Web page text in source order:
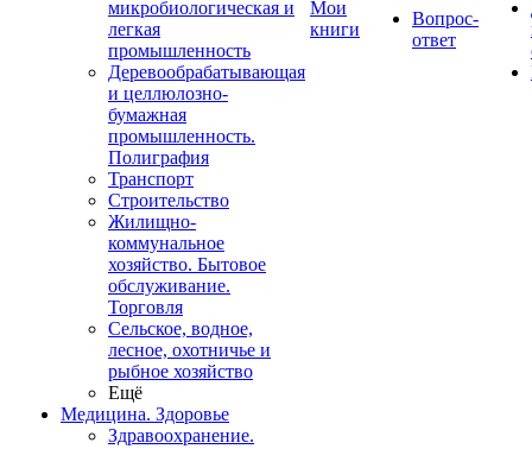
микробиологическая и
легкая
промышленность
Деревообрабатывающая
и целлюлозно-
бумажная
промышленность.
Полиграфия
Транспорт
Строительство
Жилищно-
коммунальное
хозяйство. Бытовое
обслуживание.
Торговля
Сельское, водное,
лесное, охотничье и
рыбное хозяйство
Ещё
Медицина. Здоровье
Здравоохранение.
Мои
книги
Вопрос-
ответ